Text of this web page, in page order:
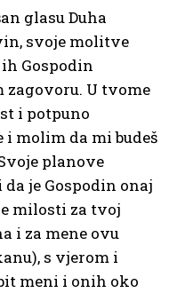
glasu Duha
svoje molitve
Gospodin
zagovoru. U tvome
i potpuno
i molim da mi budeš
planove
je Gospodin onaj
milosti za tvoj
i za mene ovu
s vjerom i
meni i onih oko